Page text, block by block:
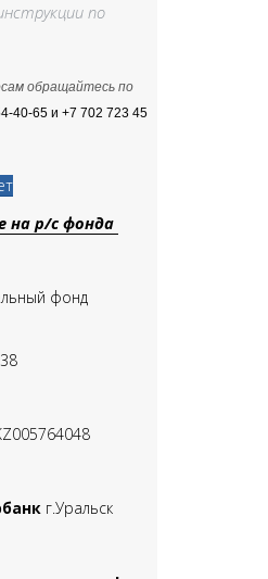
по
обращайтесь по
40-65 и +7 702 723 45
на р/с фонда
фонд
г.Уральск